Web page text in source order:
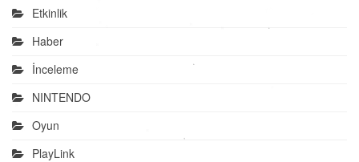
Etkinlik
Haber
İnceleme
NINTENDO
Oyun
PlayLink